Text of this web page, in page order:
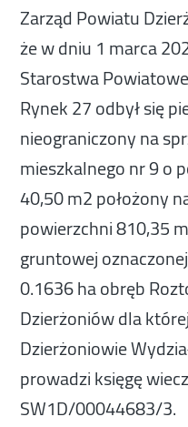
Zarząd Powiatu
że w dniu 1 marca
Starostwa
Rynek 27 odbył się
nieograniczony na
mieszkalnego nr 9 o
40,50 m2 położony
powierzchni 810,35
gruntowej
0.1636 ha obręb
Dzierżoniów dla
Dzierżoniowie
prowadzi księgę
SW1D/00044683/3.